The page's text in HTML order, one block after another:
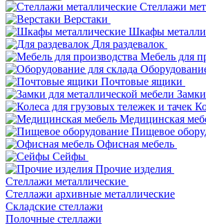
Стеллажи
Верстаки
Шкафы
Для раздевалок
Мебель для
Почтовые ящики
Медицинская
Пищевое
Офисная мебель
Сейфы
Прочие изделия
Стеллажи металлические
Cтеллажи архивные металлические
Складские стеллажи
Полочные стеллажи